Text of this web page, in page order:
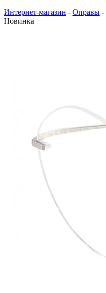
Интернет-магазин - Оправы -
Новинка